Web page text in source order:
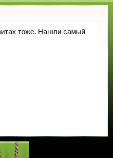
тоже. Нашли самый